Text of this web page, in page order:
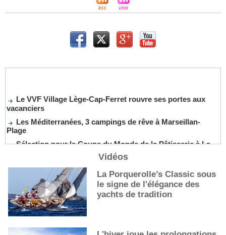
Le VVF Village Lège-Cap-Ferret rouvre ses portes aux
vacanciers
Les Méditerranées, 3 campings de rêve à Marseillan-
Plage
Sélection pour la Coupe du Monde de la Pâtisserie à La
Les cocktails, stars de l’été
La première sélection des grappes du Guide Michelin
Vidéos
La Porquerolle’s Classic sous
le signe de l'élégance des
yachts de tradition